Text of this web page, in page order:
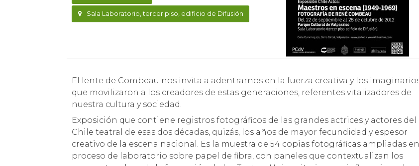
Sala Laboratorio, tercer piso, edificio de Difusión
El lente de Combeau nos invita a adentrarnos en la fuerza creativa y los imaginarios
que movilizaron a los creadores de estas generaciones, referentes vitalizadores de
nuestra cultura y sociedad.
Exposición que contiene registros fotográficos de las grandes actrices y actores del
Chile teatral de esas dos décadas, quizás, los años de mayor fecundidad y espesor
creativo de la escena nacional. Es la muestra de 54 copias fotográficas ampliadas en
proceso de laboratorio sobre papel de fibra, con paneles que contextualizan los